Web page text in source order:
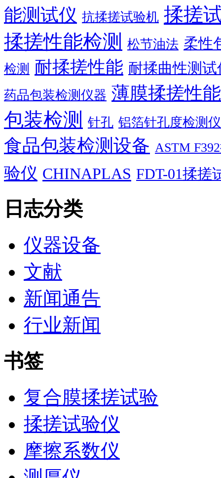
能测试仪 抗揉搓试验机 揉搓
揉搓性能检测
松节油法 柔性
检测 耐揉搓性能 耐揉曲性测试
药品包装检测仪器 薄膜揉搓性
包装检测 针孔 铝箔针孔度检测
食品包装检测设备 ASTM
验仪 CHINAPLAS FDT-01揉搓
日志分类
仪器设备
文献
新闻通告
行业新闻
书签
复合膜揉搓试验
揉搓试验仪
摩擦系数仪